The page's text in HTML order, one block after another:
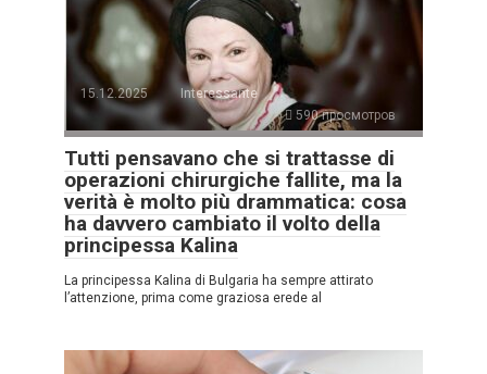
15.12.2025
Interessante
590 просмотров
Tutti pensavano che si trattasse di
operazioni chirurgiche fallite, ma la
verità è molto più drammatica: cosa
ha davvero cambiato il volto della
principessa Kalina
La principessa Kalina di Bulgaria ha sempre attirato
l’attenzione, prima come graziosa erede al